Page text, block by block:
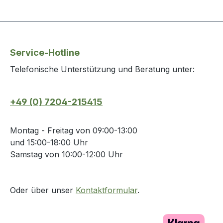
Service-Hotline
Telefonische Unterstützung und Beratung unter:
+49 (0) 7204-215415
Montag - Freitag von 09:00-13:00
und 15:00-18:00 Uhr
Samstag von 10:00-12:00 Uhr
Oder über unser Kontaktformular.